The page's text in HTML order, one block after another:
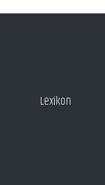
Lexikon